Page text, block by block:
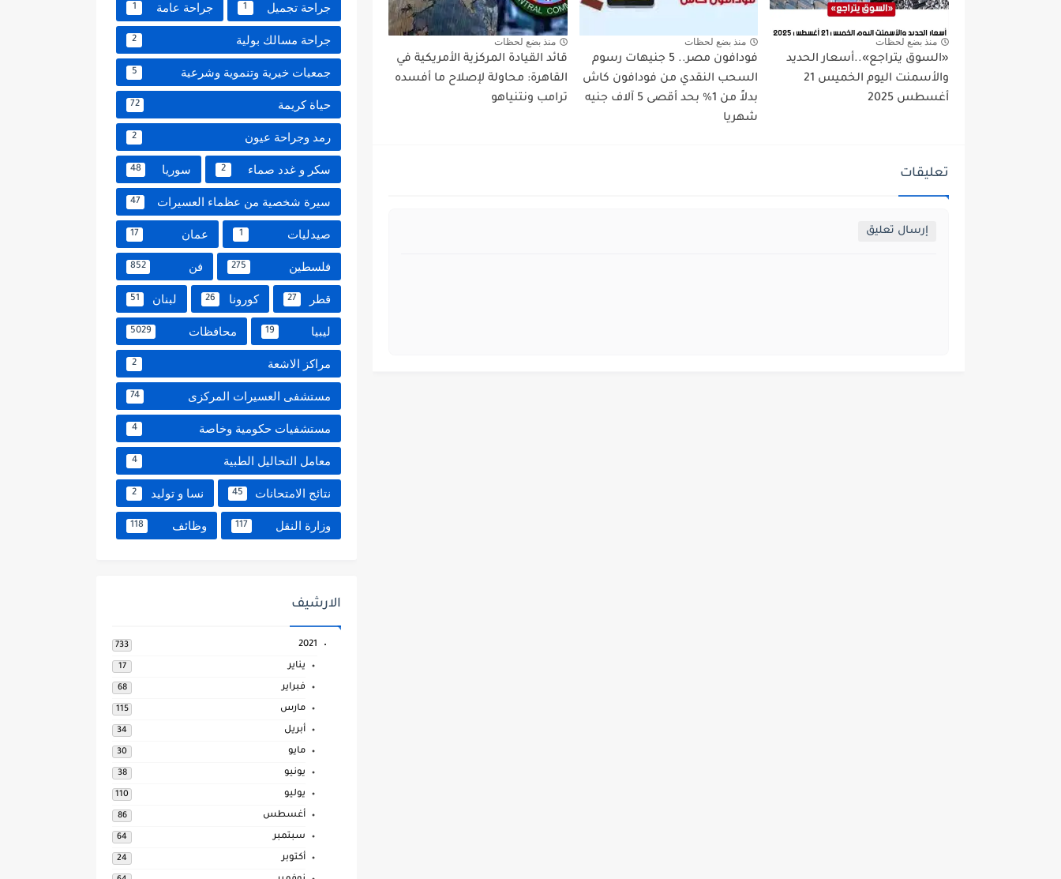
منذ بضع لحظات
«السوق يتراجع»..أسعار الحديد
والأسمنت اليوم الخميس 21
أغسطس 2025
منذ بضع لحظات
فودافون مصر.. 5 جنيهات رسوم
السحب النقدي من فودافون كاش
بدلاً من 1% بحد أقصى 5 آلاف جنيه
شهريا
منذ بضع لحظات
قائد القيادة المركزية الأمريكية في
القاهرة: محاولة لإصلاح ما أفسده
ترامب ونتنياهو
تعليقات
إرسال تعليق
جراحة تجميل 1 جراحة عامة 1
جراحة مسالك بولية 2
جمعيات خيرية وتنموية وشرعية 5
حياة كريمة 72
رمد وجراحة عيون 2
سكر و غدد صماء 2 سوريا 48
سيرة شخصية من عظماء العسيرات 47
صيدليات 1 عمان 17
فلسطين 275 فن 852
قطر 27 كورونا 26 لبنان 51
ليبيا 19 محافظات 5029
مراكز الاشعة 2
مستشفى العسيرات المركزى 74
مستشفيات حكومية وخاصة 4
معامل التحاليل الطبية 4
نتائج الامتحانات 45 نسا و توليد 2
وزارة النقل 117 وظائف 118
الارشيف
2021
733
يناير 17
فبراير 68
مارس 115
أبريل 34
مايو 30
يونيو 38
يوليو 110
أغسطس 86
سبتمبر 64
أكتوبر 24